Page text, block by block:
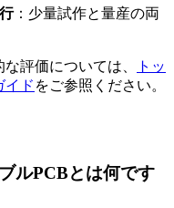
：少量試作と量産の両
評価については、
トッ
イド をご参照ください。
ルPCBとは何です